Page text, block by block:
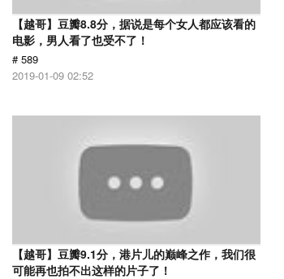
【越哥】豆瓣8.8分，据说是每个女人都应该看的
电影，男人看了也受不了！
# 589
2019-01-09 02:52
【越哥】豆瓣9.1分，港片儿的巅峰之作，我们很
可能再也拍不出这样的片子了！